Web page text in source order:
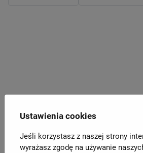
Ustawienia cookies
Jeśli korzystasz z naszej strony
wyrażasz zgodę na używanie